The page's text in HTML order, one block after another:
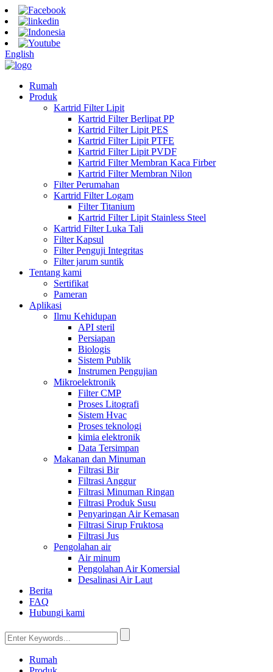
English
Rumah
Produk
Kartrid Filter Lipit
Kartrid Filter Berlipat PP
Kartrid Filter Lipit PES
Kartrid Filter Lipit PTFE
Kartrid Filter Lipit PVDF
Kartrid Filter Membran Kaca Firber
Kartrid Filter Membran Nilon
Filter Perumahan
Kartrid Filter Logam
Filter Titanium
Kartrid Filter Lipit Stainless Steel
Kartrid Filter Luka Tali
Filter Kapsul
Filter Penguji Integritas
Filter jarum suntik
Tentang kami
Sertifikat
Pameran
Aplikasi
Ilmu Kehidupan
API steril
Persiapan
Biologis
Sistem Publik
Instrumen Pengujian
Mikroelektronik
Filter CMP
Proses Litografi
Sistem Hvac
Proses teknologi
kimia elektronik
Data Tersimpan
Makanan dan Minuman
Filtrasi Bir
Filtrasi Anggur
Filtrasi Minuman Ringan
Filtrasi Produk Susu
Penyaringan Air Kemasan
Filtrasi Sirup Fruktosa
Filtrasi Jus
Pengolahan air
Air minum
Pengolahan Air Komersial
Desalinasi Air Laut
Berita
FAQ
Hubungi kami
Rumah